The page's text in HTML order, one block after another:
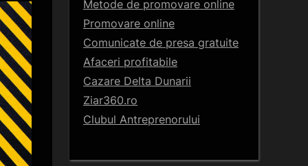
Metode de promovare online
Promovare online
Comunicate de presa gratuite
Afaceri profitabile
Cazare Delta Dunarii
Ziar360.ro
Clubul Antreprenorului